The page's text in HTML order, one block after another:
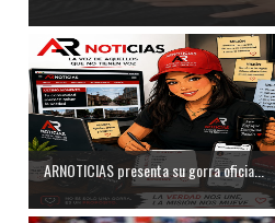
ARNOTICIAS presenta su gorra oficia...